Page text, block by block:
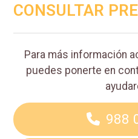
CONSULTAR
Para más información
puedes ponerte en
988